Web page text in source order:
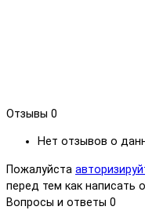
Отзывы 0
Нет отзывов о
Пожалуйста
перед тем как написать
Вопросы и ответы 0